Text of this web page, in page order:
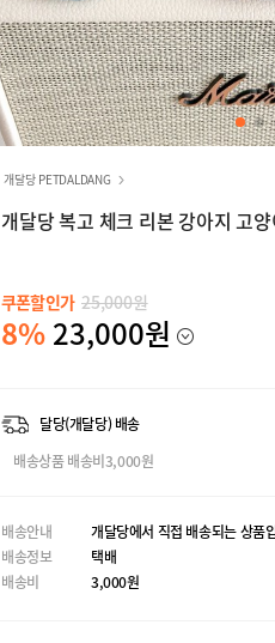
개달당 PETDALDANG
개달당 복고 체크 리본 강아지 고
쿠폰할인가 25,000원
8% 23,000원
달당(개달당) 배송
배송상품 배송비3,000원
배송안내
개달당에서 직접 배송되는 상품
배송정보
택배
배송비
3,000원